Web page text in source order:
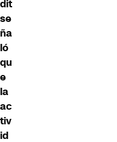
dit
se
ña
ló
qu
e
la
ac
tiv
id